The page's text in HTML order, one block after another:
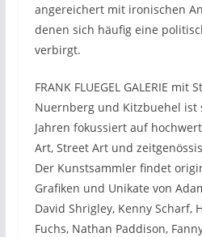
angereichert mit ironischen
denen sich häufig eine
verbirgt.
FRANK FLUEGEL GALERIE mit
Nuernberg und Kitzbuehel ist
Jahren fokussiert auf
Art, Street Art und
Der Kunstsammler findet
Grafiken und Unikate von
David Shrigley, Kenny Scharf,
Fuchs, Nathan Paddison,